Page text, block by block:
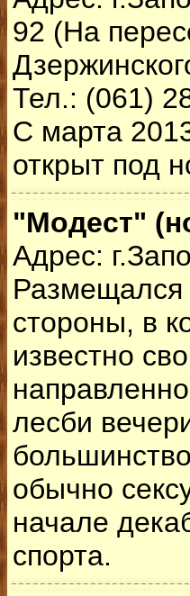
92 (На
Тел.: (061)
С марта
открыт под
"Модест"
Адрес:
стороны, в
известно
лесби
обычно
начале
спорта.